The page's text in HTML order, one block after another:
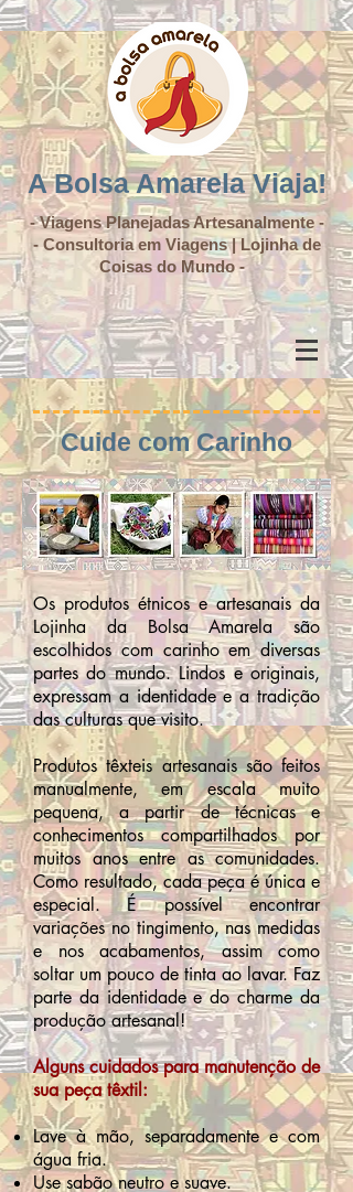
A Bolsa Amarela Viaja!
- Viagens Planejadas Artesanalmente -
- Consultoria em Viagens | Lojinha de
Coisas do Mundo -
Cuide com Carinho
Os produtos étnicos e artesanais da
Lojinha da Bolsa Amarela são
escolhidos com carinho em diversas
partes do mundo. Lindos e originais,
expressam a identidade e a tradição
das culturas que visito.
Produtos têxteis artesanais são feitos
manualmente, em escala muito
pequena, a partir de técnicas e
conhecimentos compartilhados por
muitos anos entre as comunidades.
Como resultado, cada peça é única e
especial. É possível encontrar
variações no tingimento, nas medidas
e nos acabamentos, assim como
soltar um pouco de tinta ao lavar. Faz
parte da identidade e do charme da
produção artesanal!
Alguns cuidados para manutenção de
sua peça têxtil:
Lave à mão, separadamente e com
água fria.
Use sabão neutro e suave.